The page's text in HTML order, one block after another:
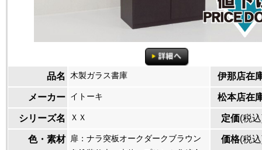
品名 木製ガラス書庫 伊那店在
メーカー イトーキ 松本店在
シリーズ名 ＸＸ 定価(税
色・素材
扉：ナラ突板オークダークブラウン
価格(税